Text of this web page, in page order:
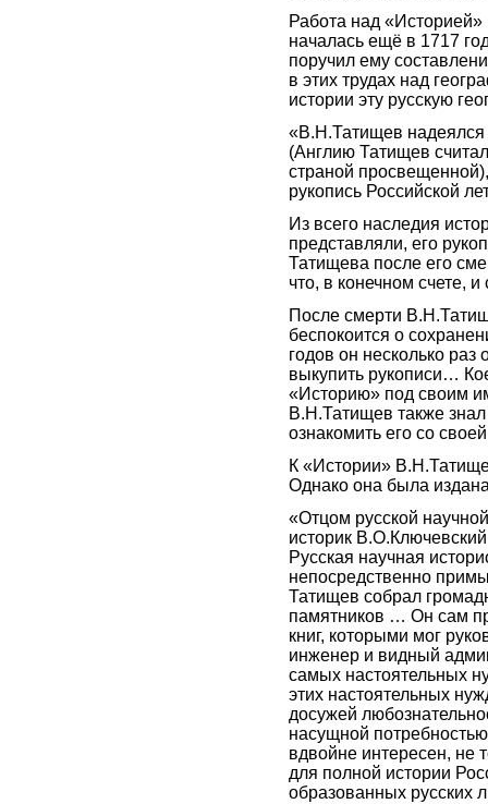
Работа над
началась ещё в 1717
поручил ему
в этих трудах над
истории эту русскую
«В.Н.Татищев надеялся
(Англию Татищев
страной
рукопись Российской
Из всего наследия
представляли, его
Татищева после его
что, в конечном счете, и
После смерти
беспокоится о
годов он несколько
выкупить рукописи…
«Историю» под своим
В.Н.Татищев также
ознакомить его со
К «Истории»
Однако она была
«Отцом русской
историк
Русская научная
непосредственно
Татищев собрал
памятников … Он сам
книг, которыми мог
инженер и видный
самых настоятельных
этих настоятельных
досужей
насущной
вдвойне интересен, не
для полной истории
образованных русских